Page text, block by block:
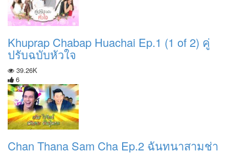
Khuprap Chabap Huachai Ep.1 (1 of 2) คู่
ปรับฉบับหัวใจ
39.26K
6
Chan Thana Sam Cha Ep.2 ฉันทนาสามช่า